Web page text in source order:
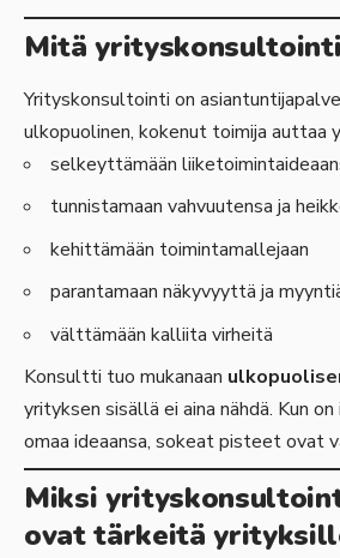
Mitä
Yrityskonsultointi on
ulkopuolinen, kokenut toimija auttaa
selkeyttämään
tunnistamaan vahvuutensa ja
kehittämään toimintamallejaan
parantamaan näkyvyyttä ja
välttämään kalliita virheitä
Konsultti tuo mukanaan
yrityksen sisällä ei aina nähdä. Kun
omaa ideaansa, sokeat pisteet ovat
Miksi
ovat tärkeitä